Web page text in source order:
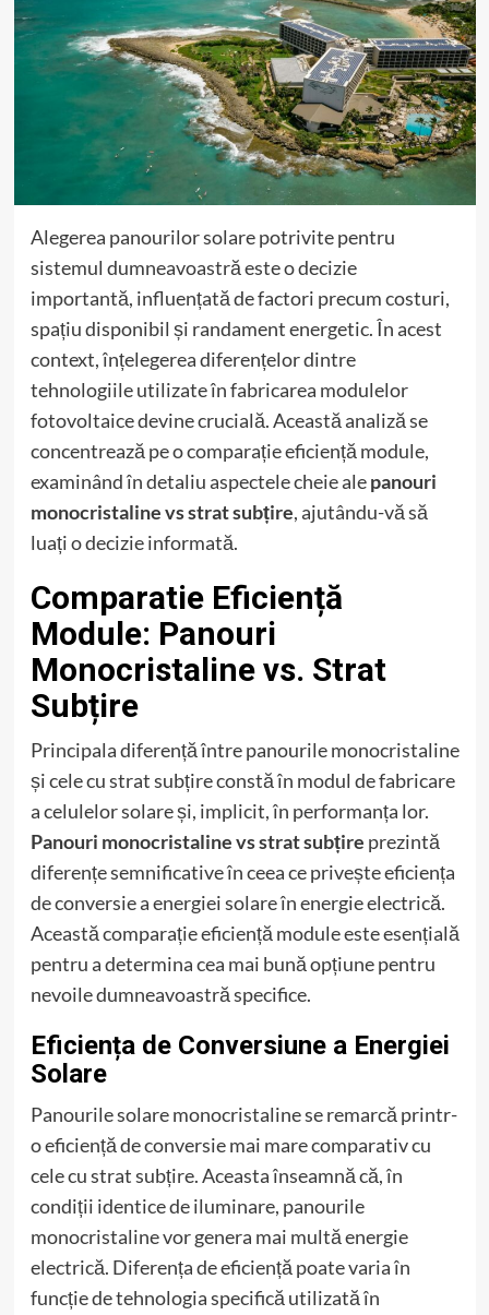
Alegerea panourilor solare potrivite pentru
sistemul dumneavoastră este o decizie
importantă, influențată de factori precum costuri,
spațiu disponibil și randament energetic. În acest
context, înțelegerea diferențelor dintre
tehnologiile utilizate în fabricarea modulelor
fotovoltaice devine crucială. Această analiză se
concentrează pe o comparație eficiență module,
examinând în detaliu aspectele cheie alepanouri
monocristaline vs strat subțire, ajutându-vă să
luați o decizie informată.
Comparatie Eficiență
Module: Panouri
Monocristaline vs. Strat
Subțire
Principala diferență între panourile monocristaline
și cele cu strat subțire constă în modul de fabricare
a celulelor solare și, implicit, în performanța lor.
Panouri monocristaline vs strat subțire prezintă
diferențe semnificative în ceea ce privește eficiența
de conversie a energiei solare în energie electrică.
Această comparație eficiență module este esențială
pentru a determina cea mai bună opțiune pentru
nevoile dumneavoastră specifice.
Eficiența de Conversiune a Energiei
Solare
Panourile solare monocristaline se remarcă printr-
o eficiență de conversie mai mare comparativ cu
cele cu strat subțire. Aceasta înseamnă că, în
condiții identice de iluminare, panourile
monocristaline vor genera mai multă energie
electrică. Diferența de eficiență poate varia în
funcție de tehnologia specifică utilizată în